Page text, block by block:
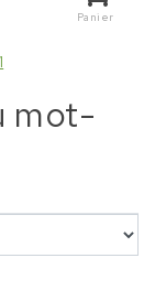
Panier
mot-